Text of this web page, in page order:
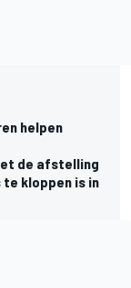
helpen
de afstelling
kloppen is in